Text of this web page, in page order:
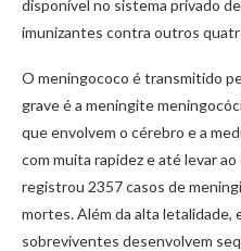
disponível no sistema privado
imunizantes contra outros
O meningococo é transmitido
grave é a meningite
que envolvem o cérebro e a
com muita rapidez e até levar
registrou 2357 casos de
mortes. Além da alta letalidade,
sobreviventes desenvolvem